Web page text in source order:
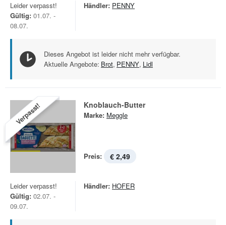
Leider verpasst!
Gültig: 01.07. -
08.07.
Händler: PENNY
Dieses Angebot ist leider nicht mehr verfügbar.
Aktuelle Angebote: Brot, PENNY, Lidl
Verpasst! Knoblauch-Butter
Marke: Meggle
Preis: € 2,49
Leider verpasst!
Gültig: 02.07. -
09.07.
Händler: HOFER